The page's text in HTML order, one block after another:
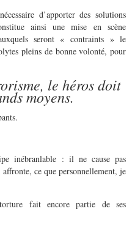
d’apporter des solutions
ainsi une mise en scène
seront « contraints » le
pleins de bonne volonté, pour
le héros doit
moyens.
inébranlable : il ne cause pas
ce que personnellement, je
fait encore partie de ses